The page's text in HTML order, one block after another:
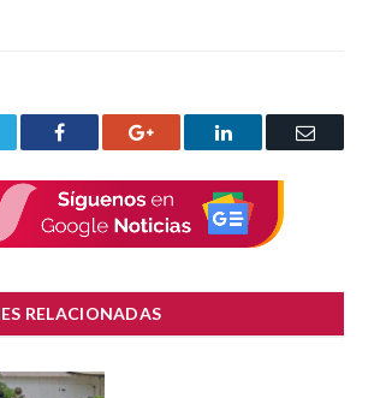
Facebook Google+ LinkedIn
Correo
RELACIONADAS